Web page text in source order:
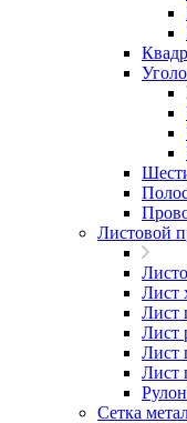
Листовой
Лист
Лист
Лист
Лист
Лист
Сетка